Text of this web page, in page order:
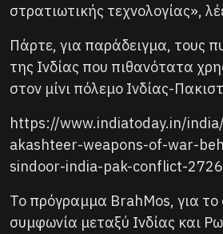
στρατιωτικής τεχνολογίας»,
Πάρτε, για παράδειγμα, τους
της Ινδίας που πιθανότατα
στον μίνι πόλεμο Ινδίας-
https://www.indiatoday.in/
akashteer-weapons-of-war-
sindoor-india-pak-conflict-
Το πρόγραμμα BrahMos, για
συμφωνία μεταξύ Ινδίας και